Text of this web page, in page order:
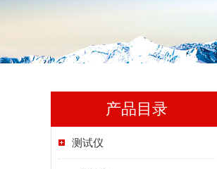
产品目录
测试仪